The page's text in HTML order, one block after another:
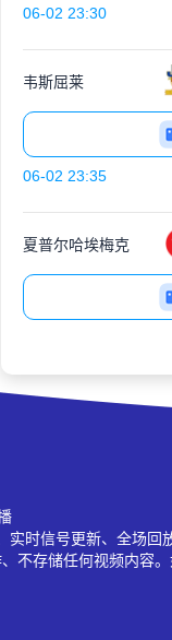
06-02 23:30
韦斯屈莱
06-02 23:35
夏普尔哈埃梅克
时信号更新、全场回
不存储任何视频内容